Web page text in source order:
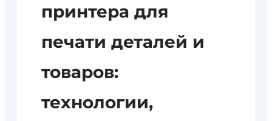
принтера для
печати деталей и
товаров:
технологии,